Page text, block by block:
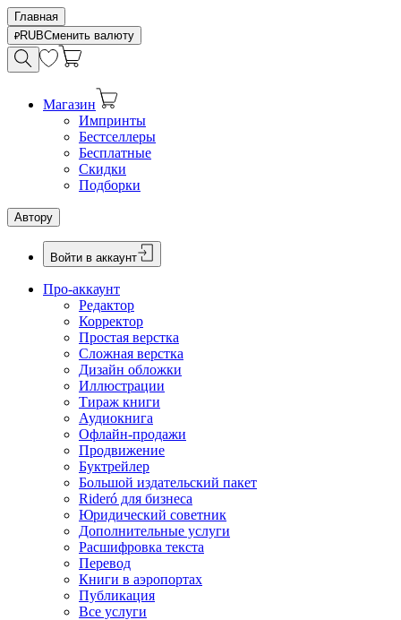
Главная
RUBСменить валюту
Магазин
Импринты
Бестселлеры
Бесплатные
Скидки
Подборки
Автору
Войти в аккаунт
Про-аккаунт
Редактор
Корректор
Простая верстка
Сложная верстка
Дизайн обложки
Иллюстрации
Тираж книги
Аудиокнига
Офлайн-продажи
Продвижение
Буктрейлер
Большой издательский пакет
Rideró для бизнеса
Юридический советник
Дополнительные услуги
Расшифровка текста
Перевод
Книги в аэропортах
Публикация
Все услуги